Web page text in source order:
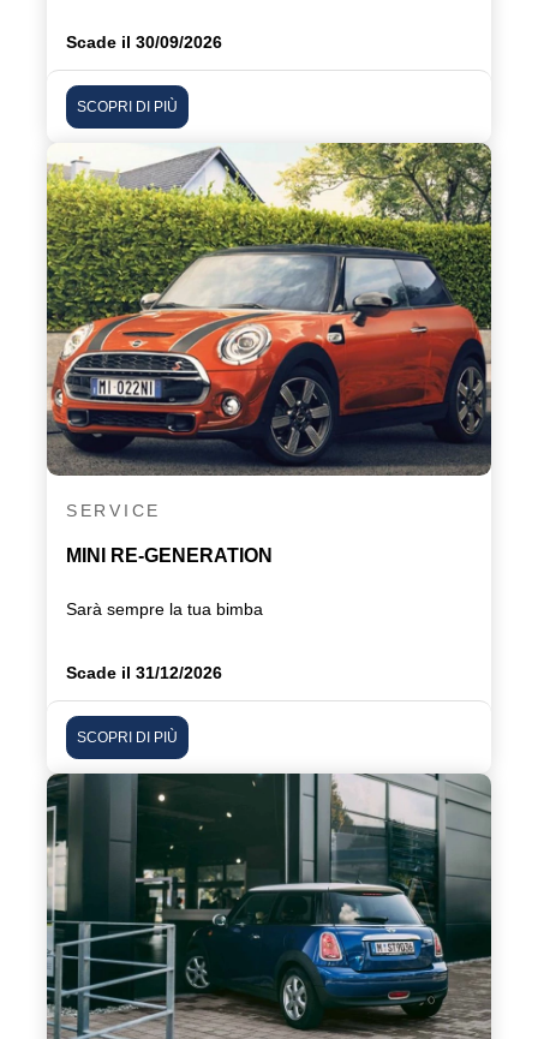
Scade il 30/09/2026
SCOPRI DI PIÙ
SERVICE
MINI RE-GENERATION
Sarà sempre la tua bimba
Scade il 31/12/2026
SCOPRI DI PIÙ